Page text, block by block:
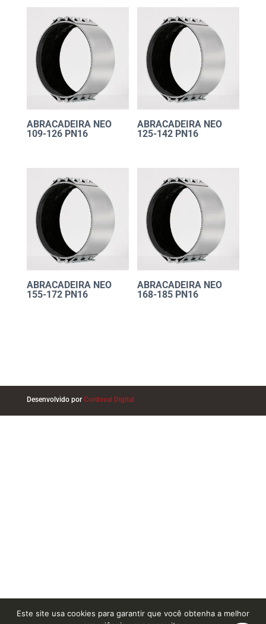
ABRACADEIRA NEO
109-126 PN16
ABRACADEIRA NEO
125-142 PN16
ABRACADEIRA NEO
155-172 PN16
ABRACADEIRA NEO
168-185 PN16
Desenvolvido por Cordoval Digital
Este site usa cookies para garantir que você obtenha a melhor